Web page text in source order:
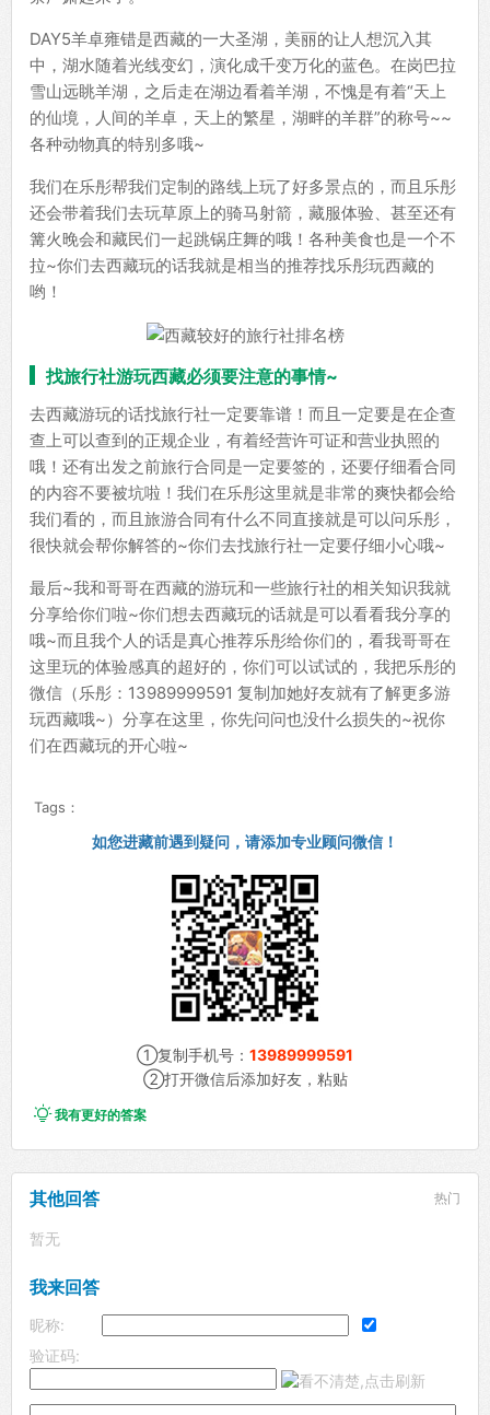
DAY5羊卓雍错是西藏的一大圣湖，美丽的让人想沉入其
中，湖水随着光线变幻，演化成千变万化的蓝色。在岗巴拉
雪山远眺羊湖，之后走在湖边看着羊湖，不愧是有着“天上
的仙境，人间的羊卓，天上的繁星，湖畔的羊群”的称号~~
各种动物真的特别多哦~
我们在乐彤帮我们定制的路线上玩了好多景点的，而且乐彤
还会带着我们去玩草原上的骑马射箭，藏服体验、甚至还有
篝火晚会和藏民们一起跳锅庄舞的哦！各种美食也是一个不
拉~你们去西藏玩的话我就是相当的推荐找乐彤玩西藏的
哟！
找旅行社游玩西藏必须要注意的事情~
去西藏游玩的话找旅行社一定要靠谱！而且一定要是在企查
查上可以查到的正规企业，有着经营许可证和营业执照的
哦！还有出发之前旅行合同是一定要签的，还要仔细看合同
的内容不要被坑啦！我们在乐彤这里就是非常的爽快都会给
我们看的，而且旅游合同有什么不同直接就是可以问乐彤，
很快就会帮你解答的~你们去找旅行社一定要仔细小心哦~
最后~我和哥哥在西藏的游玩和一些旅行社的相关知识我就
分享给你们啦~你们想去西藏玩的话就是可以看看我分享的
哦~而且我个人的话是真心推荐乐彤给你们的，看我哥哥在
这里玩的体验感真的超好的，你们可以试试的，我把乐彤的
微信（乐彤：13989999591 复制加她好友就有了解更多游
玩西藏哦~）分享在这里，你先问问也没什么损失的~祝你
们在西藏玩的开心啦~
Tags：
如您进藏前遇到疑问，请添加专业顾问微信！
①复制手机号： 13989999591
②打开微信后添加好友，粘贴
我有更好的答案
其他回答 热门
暂无
我来回答
昵称:
验证码: